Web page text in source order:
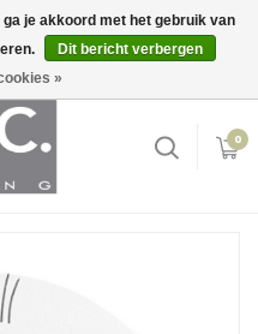
Inloggen
0
je akkoord met het gebruik van
Dit bericht verbergen
»